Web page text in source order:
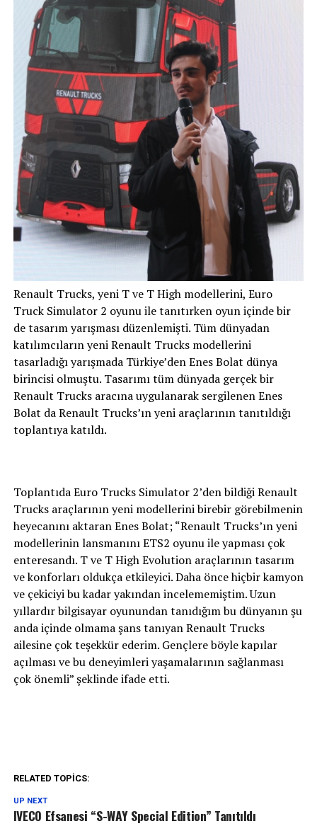
Renault Trucks, yeni T ve T High modellerini, Euro
Truck Simulator 2 oyunu ile tanıtırken oyun içinde bir
de tasarım yarışması düzenlemişti. Tüm dünyadan
katılımcıların yeni Renault Trucks modellerini
tasarladığı yarışmada Türkiye’den Enes Bolat dünya
birincisi olmuştu. Tasarımı tüm dünyada gerçek bir
Renault Trucks aracına uygulanarak sergilenen Enes
Bolat da Renault Trucks’ın yeni araçlarının tanıtıldığı
toplantıya katıldı.
Toplantıda Euro Trucks Simulator 2’den bildiği Renault
Trucks araçlarının yeni modellerini birebir görebilmenin
heyecanını aktaran Enes Bolat; “Renault Trucks’ın yeni
modellerinin lansmanını ETS2 oyunu ile yapması çok
enteresandı. T ve T High Evolution araçlarının tasarım
ve konforları oldukça etkileyici. Daha önce hiçbir kamyon
ve çekiciyi bu kadar yakından incelememiştim. Uzun
yıllardır bilgisayar oyunundan tanıdığım bu dünyanın şu
anda içinde olmama şans tanıyan Renault Trucks
ailesine çok teşekkür ederim. Gençlere böyle kapılar
açılması ve bu deneyimleri yaşamalarının sağlanması
çok önemli” şeklinde ifade etti.
RELATED TOPICS:
UP NEXT
IVECO Efsanesi “S-WAY Special Edition” Tanıtıldı